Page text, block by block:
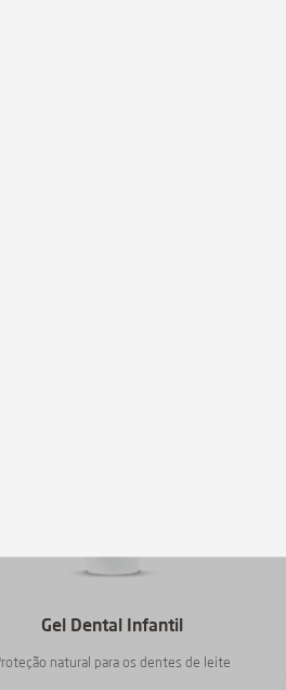
Gel Dental Infantil
natural para os dentes de leite